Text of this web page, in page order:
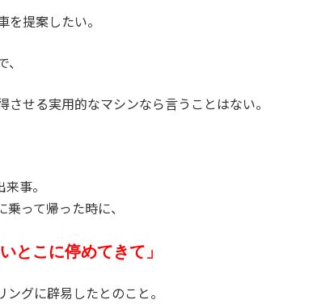
提案したい。
せる実用的なマシンなら言うことはない。
事。
って帰った時に、
とこに停めてきて」
グに辟易したとのこと。